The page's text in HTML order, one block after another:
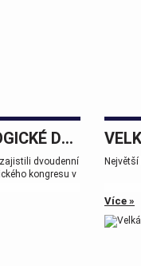
XXXI. OLOMOUCKÉ HEMATOLOGICKÉ DNY.
dvoudenní
kongresu v
Největší
Více »